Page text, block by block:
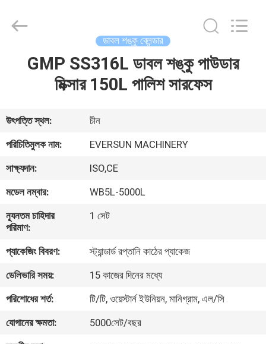
VR
প্রদর্শন
আমাদের
সম্পর্কে
কারখানা
ভ্রমণ
মান
নিয়ন্ত্রণ
ডাবল শঙ্কু ব্লেন্ডার
GMP SS316L ডাবল শঙ্কু পাউডার
মিক্সার 150L পালিশ সারফেস
উৎপত্তি স্থল:
চীন
পরিচিতিমুলক নাম:
EVERSUN MACHINERY
সাক্ষ্যদান:
ISO,CE
মডেল নম্বার:
WB5L-5000L
ন্যূনতম চাহিদার
পরিমাণ:
1 সেট
প্যাকেজিং বিবরণ:
স্ট্যান্ডার্ড রপ্তানি কাঠের প্যাকেজ
ডেলিভারি সময়:
15 কাজের দিনের মধ্যে
পরিশোধের শর্ত:
টি/টি, ওয়েস্টার্ন ইউনিয়ন, মানিগ্রাম, এল/সি
যোগানের ক্ষমতা:
5000সেট/বছর